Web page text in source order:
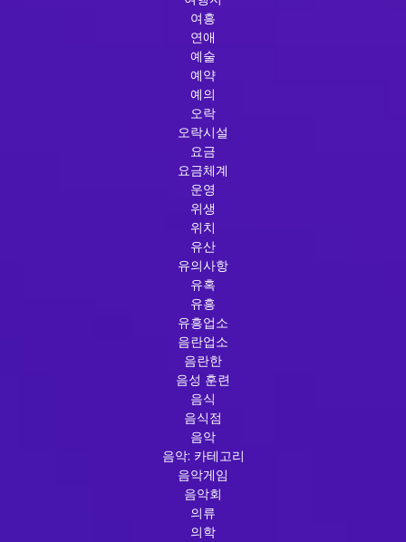
여흥
연애
예술
예약
예의
오락
오락시설
요금
요금체계
운영
위생
위치
유산
유의사항
유혹
유흥
유흥업소
음란업소
음란한
음성 훈련
음식
음식점
음악
음악: 카테고리
음악게임
음악회
의류
의학